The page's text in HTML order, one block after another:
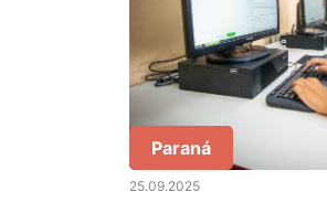
Paraná
25.09.2025